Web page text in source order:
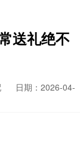
送礼绝不
日期：2026-04-